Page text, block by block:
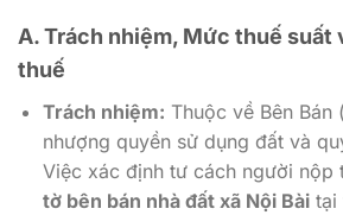
A. Trách nhiệm, Mức thuế suất
thuế
Trách nhiệm: Thuộc về Bên Bán
nhượng quyền sử dụng đất và
Việc xác định tư cách người nộp
tờ bên bán nhà đất xã Nội Bàitại